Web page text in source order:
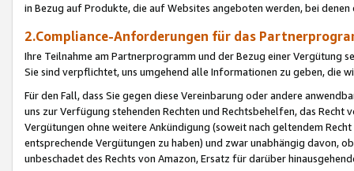
in Bezug auf Produkte, die auf Websites angeboten werden, bei
2.Compliance-Anforderungen für das
Ihre Teilnahme am Partnerprogramm und der Bezug einer Vergütung
Sie sind verpflichtet, uns umgehend alle Informationen zu geben, die
Für den Fall, dass Sie gegen diese Vereinbarung oder andere
uns zur Verfügung stehenden Rechten und Rechtsbehelfen, das
Vergütungen ohne weitere Ankündigung (soweit nach geltendem
entsprechende Vergütungen zu haben) und zwar unabhängig davon,
unbeschadet des Rechts von Amazon, Ersatz für darüber